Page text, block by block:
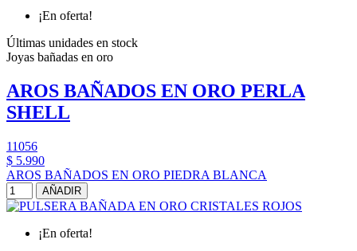
¡En oferta!
Últimas unidades en stock
Joyas bañadas en oro
AROS BAÑADOS EN ORO PERLA
SHELL
11056
$ 5.990
AROS BAÑADOS EN ORO PIEDRA BLANCA
AÑADIR
¡En oferta!